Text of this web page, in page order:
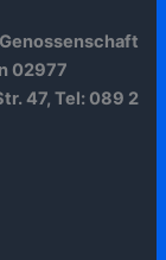
02977
47, Tel: 089 2